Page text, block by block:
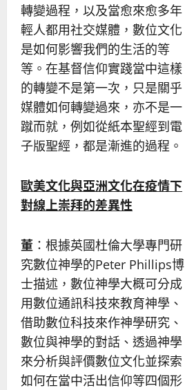
轉變過程，以及當愈來愈多年
輕人都用社交媒體，數位文化
是如何影響我們的生活的等
等。在基督信仰實踐當中這樣
的轉變不是第一次，只是關乎
媒體如何轉變過來，亦不是一
蹴而就，例如從紙本聖經到電
子版聖經，都是漸進的過程。
歐美文化與亞洲文化在疫情下
對線上崇拜的差異性
董 ：根據英國杜倫大學專門研
究數位神學的Peter Phillips博
士描述，數位神學大概可分成
用數位通訊科技來教育神學、
借助數位科技來作神學研究、
數位與神學的對話、透過神學
來分析與評價數位文化並探索
如何在當中活出信仰等四個形